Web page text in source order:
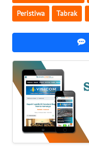
Peristiwa Tabrak
WN
MALUT
WN
DAIRI
WN
DANAU
TOBA
WN